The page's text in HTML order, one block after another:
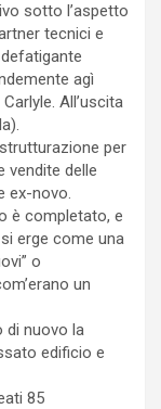
sotto l’aspetto
tecnici e
agì
All’uscita
per
vendite delle
ex-novo.
è completato, e
erge come una
o
un
di nuovo la
edificio e
85